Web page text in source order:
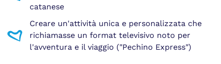
catanese
Creare un'attività unica e personalizzata che
richiamasse un format televisivo noto per
l'avventura e il viaggio ("Pechino Express")